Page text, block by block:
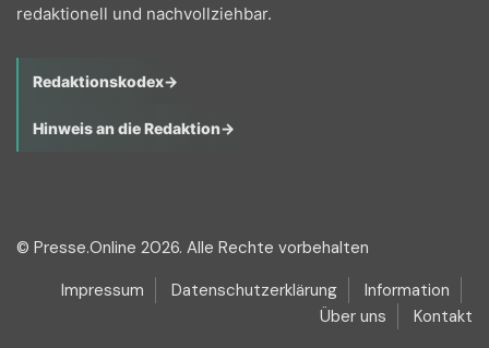
redaktionell und nachvollziehbar.
Redaktionskodex→
Hinweis an die Redaktion→
© Presse.Online 2026. Alle Rechte vorbehalten
Impressum
Datenschutzerklärung
Information
Über uns
Kontakt